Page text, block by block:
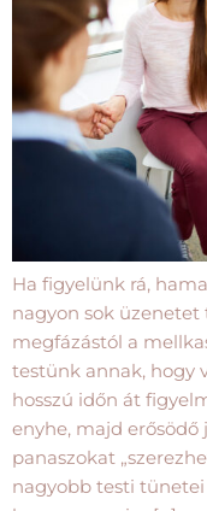
Ha figyelünk rá,
nagyon sok
megfázástól a
testünk annak, hogy
hosszú időn át
enyhe, majd erősödő
panaszokat
nagyobb testi